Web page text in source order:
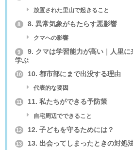
放置された里山で起きること
8 8. 異常気象がもたらす悪影響
クマへの影響
9
9. クマは学習能力が高い｜人里に
学ぶ
10 10. 都市部にまで出没する理由
代表的な要因
11 11. 私たちができる予防策
自宅周辺でできること
12 12. 子どもを守るためには？
13 13. 出会ってしまったときの対処